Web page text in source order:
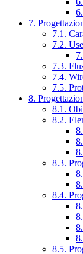
7.
7.1.
7.2.
7.3.
7.4.
7.5.
8.
8.1.
8.2.
8.3.
8.4.
8.5.